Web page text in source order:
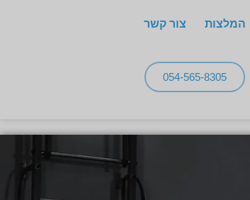
המלצות צור קשר
054-565-8305